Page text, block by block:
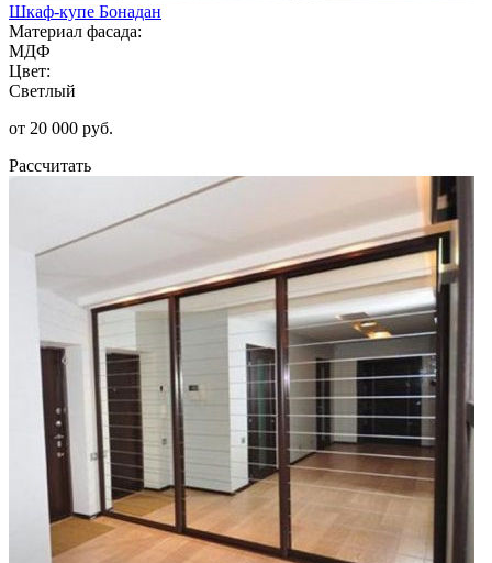
Шкаф-купе Бонадан
Материал фасада:
МДФ
Цвет:
Светлый
от 20 000 руб.
Рассчитать